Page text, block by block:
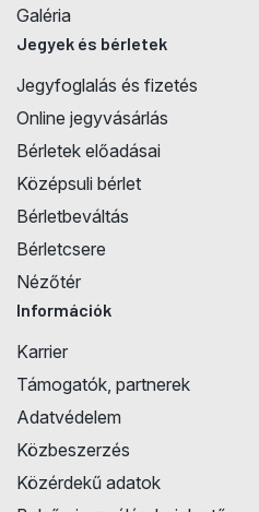
Galéria
Jegyek és bérletek
Jegyfoglalás és fizetés
Online jegyvásárlás
Bérletek előadásai
Középsuli bérlet
Bérletbeváltás
Bérletcsere
Nézőtér
Információk
Karrier
Támogatók, partnerek
Adatvédelem
Közbeszerzés
Közérdekű adatok